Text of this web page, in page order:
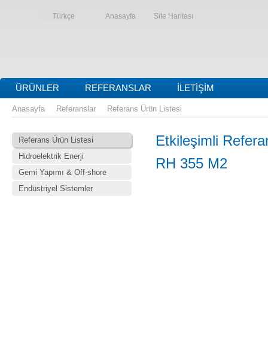
Türkçe Anasayfa Site Haritası
ÜRÜNLER REFERANSLAR İLETIŞIM
Anasayfa Referanslar Referans Ürün Listesi
Referans Ürün Listesi
Hidroelektrik Enerji
Gemi Yapımı & Off-shore
Endüstriyel Sistemler
Etkileşimli
RH 355 M2